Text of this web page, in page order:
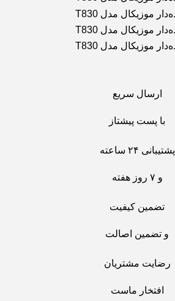
ارسال سریع
با پست پیشتاز
پشتیبانی ۲۴ ساعته
و ۷ روز هفته
تضمین کیفیت
و تضمین اصالت
رضایت مشتریان
افتخار ماست